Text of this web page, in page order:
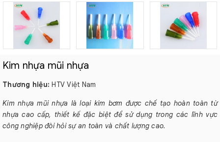
Kim nhựa mũi nhựa
Thương hiệu: HTV Việt Nam
Kim nhựa mũi nhựa là loại kim bơm được chế tạo hoàn toàn từ
nhựa cao cấp, thiết kế đặc biệt để sử dụng trong các lĩnh vực
công nghiệp đòi hỏi sự an toàn và chất lượng cao.